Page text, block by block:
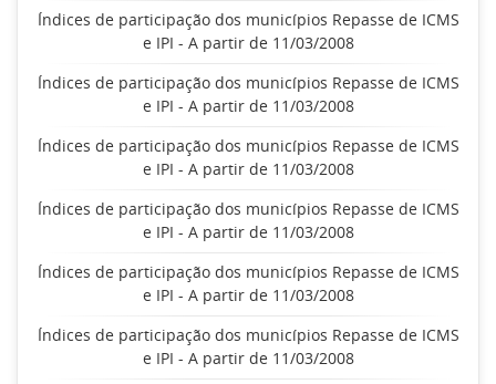
Índices de participação dos municípios Repasse de ICMS
e IPI - A partir de 11/03/2008
Índices de participação dos municípios Repasse de ICMS
e IPI - A partir de 11/03/2008
Índices de participação dos municípios Repasse de ICMS
e IPI - A partir de 11/03/2008
Índices de participação dos municípios Repasse de ICMS
e IPI - A partir de 11/03/2008
Índices de participação dos municípios Repasse de ICMS
e IPI - A partir de 11/03/2008
Índices de participação dos municípios Repasse de ICMS
e IPI - A partir de 11/03/2008